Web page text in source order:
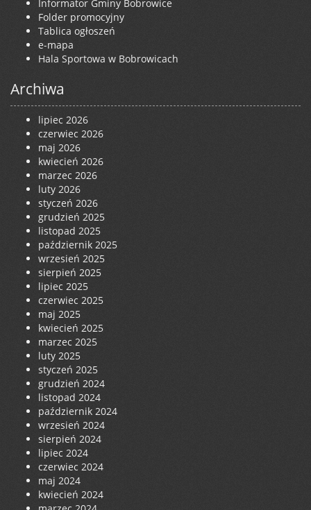
Informator Gminy Bobrowice
Folder promocyjny
Tablica ogłoszeń
e-mapa
Hala Sportowa w Bobrowicach
Archiwa
lipiec 2026
czerwiec 2026
maj 2026
kwiecień 2026
marzec 2026
luty 2026
styczeń 2026
grudzień 2025
listopad 2025
październik 2025
wrzesień 2025
sierpień 2025
lipiec 2025
czerwiec 2025
maj 2025
kwiecień 2025
marzec 2025
luty 2025
styczeń 2025
grudzień 2024
listopad 2024
październik 2024
wrzesień 2024
sierpień 2024
lipiec 2024
czerwiec 2024
maj 2024
kwiecień 2024